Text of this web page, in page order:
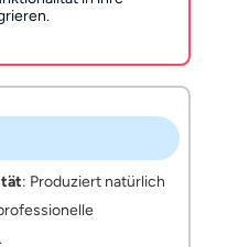
: Produziert natürlich